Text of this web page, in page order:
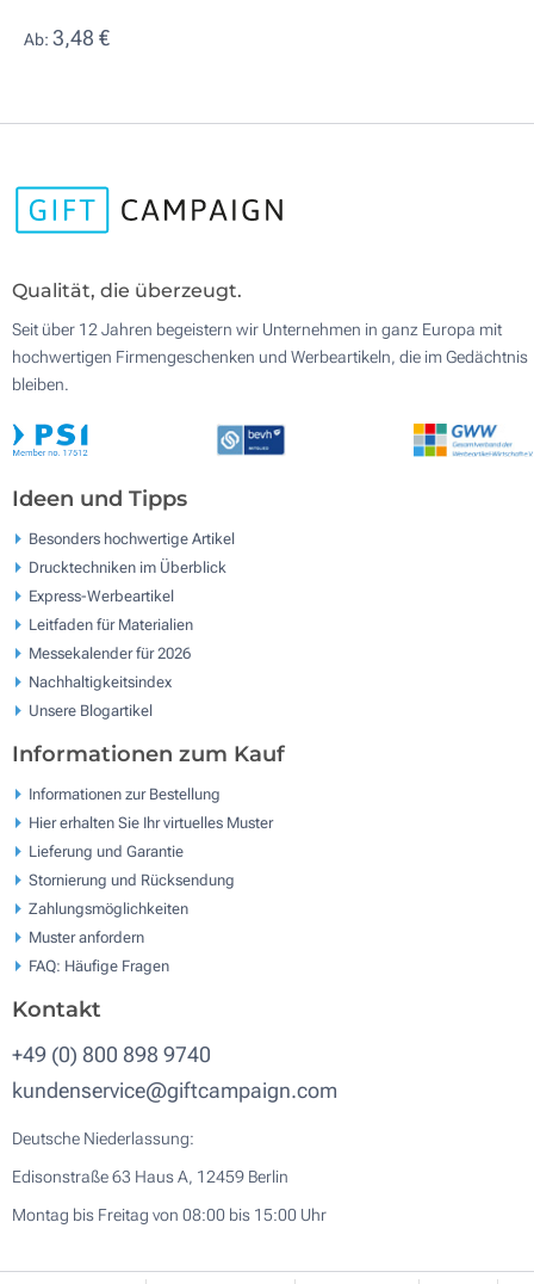
Ab: 3,48 €
Qualität, die überzeugt.
Seit über 12 Jahren begeistern wir Unternehmen in ganz Europa mit
hochwertigen Firmengeschenken und Werbeartikeln, die im Gedächtnis
bleiben.
Ideen und Tipps
Besonders hochwertige Artikel
Drucktechniken im Überblick
Express-Werbeartikel
Leitfaden für Materialien
Messekalender für 2026
Nachhaltigkeitsindex
Unsere Blogartikel
Informationen zum Kauf
Informationen zur Bestellung
Hier erhalten Sie Ihr virtuelles Muster
Lieferung und Garantie
Stornierung und Rücksendung
Zahlungsmöglichkeiten
Muster anfordern
FAQ: Häufige Fragen
Kontakt
+49 (0) 800 898 9740
kundenservice@giftcampaign.com
Deutsche Niederlassung:
Edisonstraße 63 Haus A, 12459 Berlin
Montag bis Freitag von 08:00 bis 15:00 Uhr